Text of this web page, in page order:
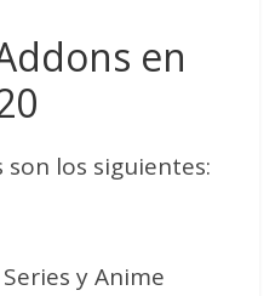
en
los siguientes:
y Anime